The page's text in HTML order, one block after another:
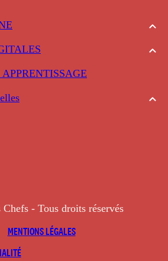
- Tous droits réservés
MENTIONS LÉGALES